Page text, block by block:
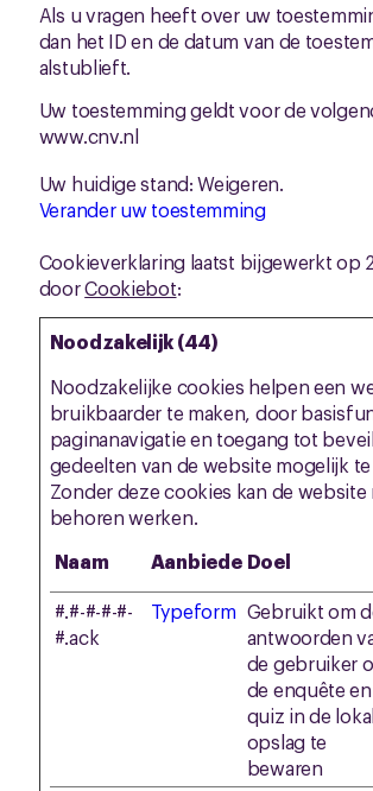
Als u vragen heeft over uw
dan het ID en de datum van de
alstublieft.
Uw toestemming geldt voor de
www.cnv.nl
Uw huidige stand: Weigeren.
Verander uw toestemming
Cookieverklaring laatst bijgewerkt op
doorCookiebot:
Noodzakelijk (44)
Noodzakelijke cookies helpen een
bruikbaarder te maken, door
paginanavigatie en toegang tot
gedeelten van de website mogelijk te
Zonder deze cookies kan de website
behoren werken.
Naam
AanbiederDoel
#.#-#-#-#-
#.ack
Typeform Gebruikt om
antwoorden
de gebruiker
de enquête en
quiz in de
opslag te
bewaren